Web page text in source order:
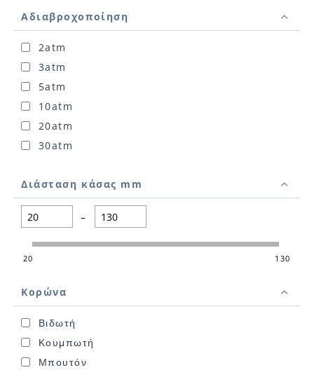
Αδιαβροχοποίηση
2atm
3atm
5atm
10atm
20atm
30atm
Διάσταση κάσας mm
–
20 130
Κορώνα
Βιδωτή
Κουμπωτή
Μπουτόν